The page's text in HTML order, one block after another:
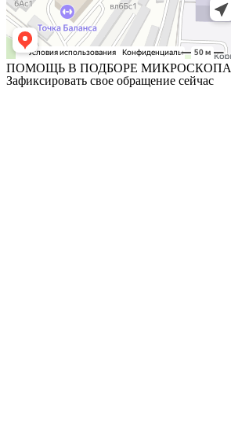
ПОМОЩЬ В ПОДБОРЕ МИКРОСКОПА
Зафиксировать свое обращение сейчас